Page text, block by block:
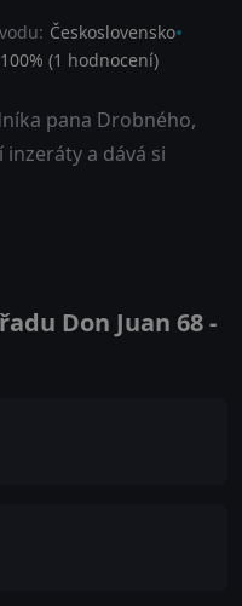
Československo
100% (1 hodnocení)
pana Drobného,
a dává si
Don Juan 68 -